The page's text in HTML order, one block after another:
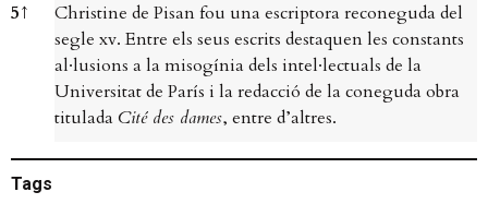
5↑
Christine de Pisan fou una escriptora reconeguda del
segle xv. Entre els seus escrits destaquen les constants
al·lusions a la misogínia dels intel·lectuals de la
Universitat de París i la redacció de la coneguda obra
titulada Cité des dames, entre d’altres.
Tags